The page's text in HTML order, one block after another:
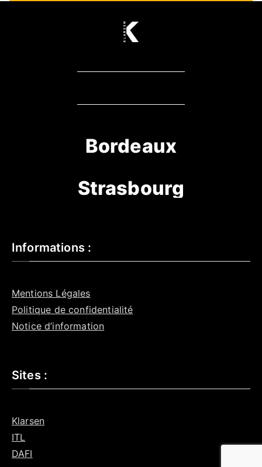
Bordeaux
Strasbourg
Informations :
Mentions Légales
Politique de confidentialité
Notice d’information
Sites :
Klarsen
ITL
DAFI